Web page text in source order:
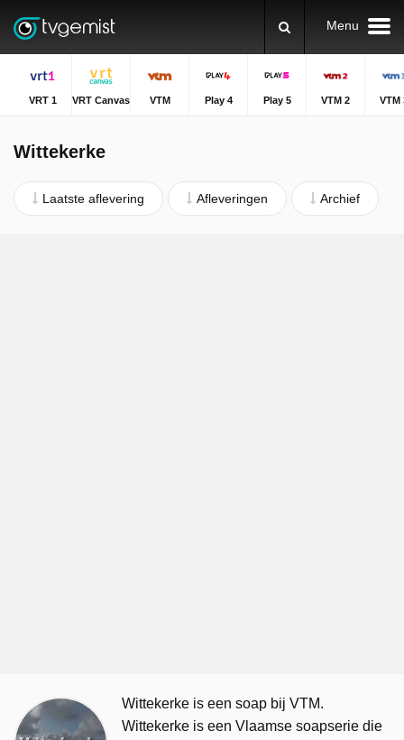
Menu
VRT 1 VRT Canvas VTM Play 4 Play 5 VTM 2 VTM
Wittekerke
Laatste aflevering Afleveringen Archief
Wittekerke is een soap bij VTM.
Wittekerke is een Vlaamse soapserie die